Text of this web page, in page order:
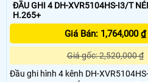
ĐẦU GHI 4 DH-XVR5104HS-I3/T
H.265+
Giá Bán: 1,764,000 ₫
Giá gốc: 2,520,000 ₫
Đầu ghi hình 4 kênh DH-